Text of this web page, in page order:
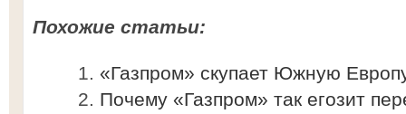
Похожие статьи:
«Газпром» скупает Южную
Почему «Газпром» так егозит